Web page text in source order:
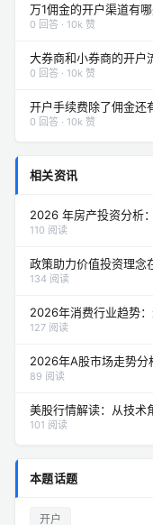
万1佣金的开户渠道有哪
0 回答 · 10k 赞
大券商和小券商的开户
0 回答 · 10k 赞
开户手续费除了佣金还
0 回答 · 10k 赞
相关资讯
2026 年房产投资分析
110 阅读
政策助力价值投资理念
134 阅读
2026年消费行业趋势
127 阅读
2026年A股市场走势分
89 阅读
美股行情解读：从技术
101 阅读
本题话题
开户